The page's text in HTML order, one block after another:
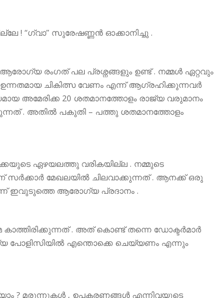
! “ഗ്വാ” സുരേഷണ്ണൻ ഓക്കാനിച്ചു .
രംഗത് പല പ്രശ്നങ്ങളും ഉണ്ട് . നമ്മൾ ഏറ്റവും
ചികിത്സ വേണം എന്ന് ആഗ്രഹിക്കുന്നവർ
അമേരിക്ക 20 ശതമാനത്തോളം രാജ്യ വരുമാനം
. അതിൽ പകുതി – പത്തു ശതമാനത്തോളം
ഏഴയലത്തു വരികയില്ല . നമ്മുടെ
മേഖലയിൽ ചിലവാക്കുന്നത് . ആനക്ക് ഒരു
ഇവുടുത്തെ ആരോഗ്യ പ്രദാനം .
. അത് കൊണ്ട് തന്നെ ഡോക്ടർമാർ
എന്തൊക്കെ ചെയ്യണം എന്നും
? മരുന്നുകൾ , ഉപകരണങ്ങൾ എന്നിവയുടെ